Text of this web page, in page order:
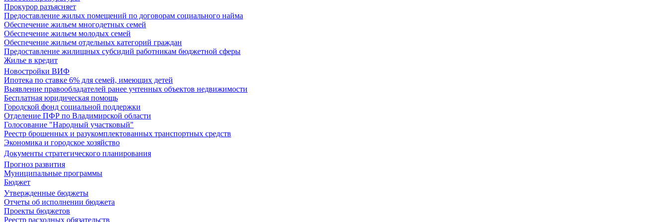
Прокурор разъясняет
Предоставление жилых помещений по договорам социального найма
Обеспечение жильем многодетных семей
Обеспечение жильем молодых семей
Обеспечение жильем отдельных категорий граждан
Предоставление жилищных субсидий работникам бюджетной сферы
Жилье в кредит
Новостройки ВИФ
Ипотека по ставке 6% для семей, имеющих детей
Выявление правообладателей ранее учтенных объектов недвижимости
Бесплатная юридическая помощь
Городской фонд социальной поддержки
Отделение ПФР по Владимирской области
Голосование "Народный участковый"
Реестр брошенных и разукомплектованных транспортных средств
Экономика и городское хозяйство
Документы стратегического планирования
Прогноз развития
Муниципальные программы
Бюджет
Утвержденные бюджеты
Отчеты об исполнении бюджета
Проекты бюджетов
Реестр расходных обязательств